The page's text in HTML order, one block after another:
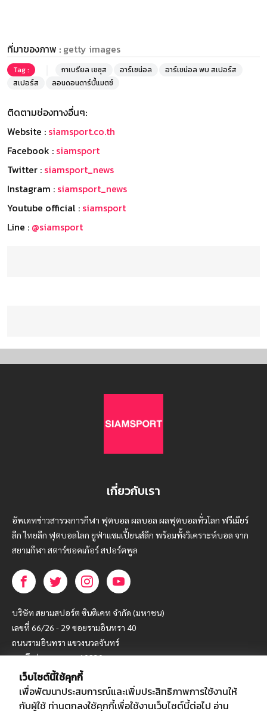
ที่มาของภาพ : getty images
Tag : กาเบรียล เชซุส อาร์เซน่อล
อาร์เซน่อล พบ สเปอร์ส
สเปอร์ส
ลอนดอนดาร์บี้แมตช์
ติดตามช่องทางอื่นๆ:
Website : siamsport.co.th
Facebook : siamsport
Twitter : siamsport_news
Instagram : siamsport_news
Youtube official : siamsport
Line : @siamsport
เกี่ยวกับเรา
อัพเดทข่าวสารวงการกีฬา ฟุตบอล ผลบอล ผลฟุตบอลทั่วโลก ฟรีเมียร์
ลีก ไทยลีก ฟุตบอลโลก ยูฟ่าแซมเปี้ยนส์ลีก พร้อมทั้งวิเคราะห์บอล จาก
สยามกีฬา สตาร์ชอคเก้อร์ สปอร์ตพูล
บริษัท สยามสปอร์ต ซินติเคท จำกัด (มหาชน)
เลขที่ 66/26 - 29 ซอยรามอินทรา 40
ถนนรามอินทรา แขวงนวลจันทร์
เขตบึงกุ่ม กรุงเทพฯ 10230
โทร : 02-5088-000
อีเมล์ : webmaster@siamsport.co.th
เว็บไซต์นี้ใช้คุกกี้
เพื่อพัฒนาประสบการณ์และเพิ่มประสิทธิภาพการใช้งานให้
กับผู้ใช้ ท่านตกลงใช้คุกกี้เพื่อใช้งานเว็บไซต์นี้ต่อไป อ่าน